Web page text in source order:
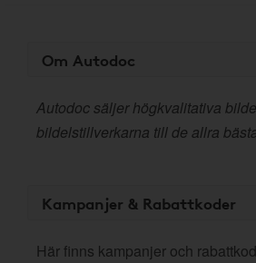
Om Autodoc
Autodoc säljer högkvalitativa
bildelstillverkarna till de allra
Kampanjer & Rabattkoder
Här finns kampanjer och